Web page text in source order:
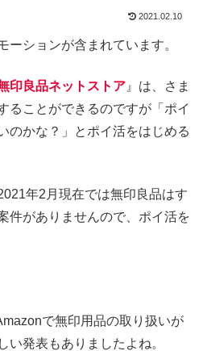
2021.02.10
ーションが含まれています。
印良品ネットストア 』は、さま
ることができるのですが「ポイ
のかな？」とポイ活をはじめる
年2月現在では無印良品はす
件がありませんので、ポイ活を
で無印用品の取り扱いが
い発表もありましたよね。